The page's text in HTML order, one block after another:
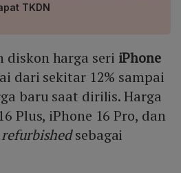
TKDN
diskon harga seri iPhone
dari sekitar 12% sampai
baru saat dirilis. Harga
Plus, iPhone 16 Pro, dan
refurbishedsebagai